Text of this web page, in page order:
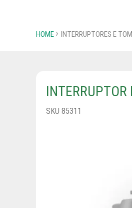
HOME INTERRUPTORES E
SKU 85311